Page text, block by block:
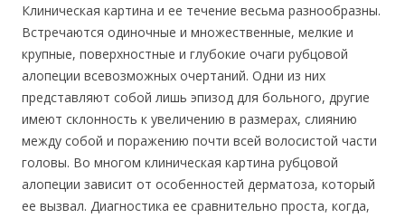
Клиническая картина и ее течение весьма разнообразны.
Встречаются одиночные и множественные, мелкие и
крупные, поверхностные и глубокие очаги рубцовой
алопеции всевозможных очертаний. Одни из них
представляют собой лишь эпизод для больного, другие
имеют склонность к увеличению в размерах, слиянию
между собой и поражению почти всей волосистой части
головы. Во многом клиническая картина рубцовой
алопеции зависит от особенностей дерматоза, который
ее вызвал. Диагностика ее сравнительно проста, когда,